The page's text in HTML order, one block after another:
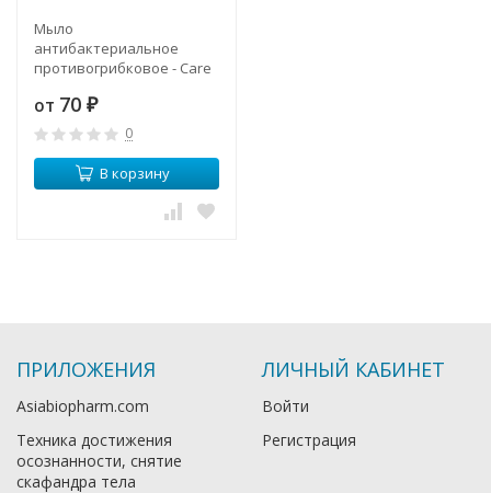
Мыло
антибактериальное
противогрибковое - Care
от 70 ₽
0
В корзину
ПРИЛОЖЕНИЯ
Asiabiopharm.com
Техника достижения
осознанности, снятие
скафандра тела
ЛИЧНЫЙ КАБИНЕТ
Войти
Регистрация